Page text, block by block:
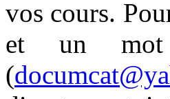
vos cours.
et un mot
(